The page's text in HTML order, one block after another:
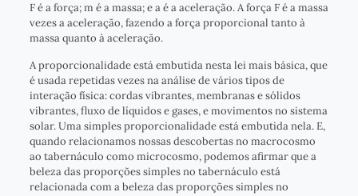
F é a força; m é a massa; e a é a aceleração. A força F é a massa
vezes a aceleração, fazendo a força proporcional tanto à
massa quanto à aceleração.
A proporcionalidade está embutida nesta lei mais básica, que
é usada repetidas vezes na análise de vários tipos de
interação física: cordas vibrantes, membranas e sólidos
vibrantes, fluxo de líquidos e gases, e movimentos no sistema
solar. Uma simples proporcionalidade está embutida nela. E,
quando relacionamos nossas descobertas no macrocosmo
ao tabernáculo como microcosmo, podemos afirmar que a
beleza das proporções simples no tabernáculo está
relacionada com a beleza das proporções simples no